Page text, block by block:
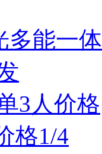
多能一